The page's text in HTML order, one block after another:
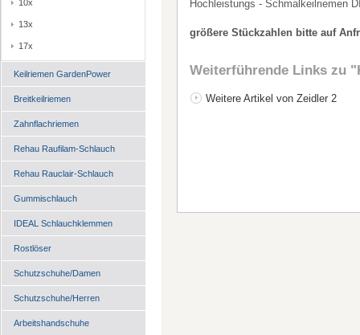
10x
13x
17x
Keilriemen GardenPower
Breitkeilriemen
Zahnflachriemen
Rehau Raufilam-Schlauch
Rehau Rauclair-Schlauch
Gummischlauch
IDEAL Schlauchklemmen
Rostlöser
Schutzschuhe/Damen
Schutzschuhe/Herren
Arbeitshandschuhe
Hochleistungs - Schmalkeilriemen
größere Stückzahlen bitte auf
Weiterführende Links zu
Weitere Artikel von Zeidler 2